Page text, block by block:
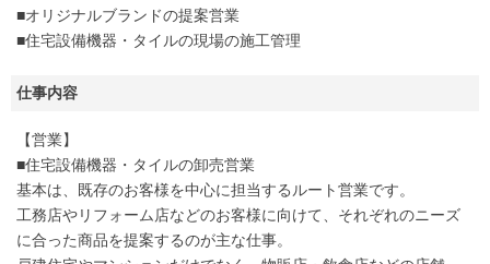
■オリジナルブランドの提案営業
■住宅設備機器・タイルの現場の施工管理
仕事内容
【営業】
■住宅設備機器・タイルの卸売営業
基本は、既存のお客様を中心に担当するルート営業です。
工務店やリフォーム店などのお客様に向けて、それぞれのニーズ
に合った商品を提案するのが主な仕事。